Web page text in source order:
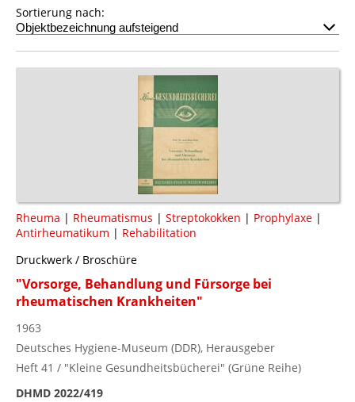
Sortierung nach:
Rheuma | Rheumatismus | Streptokokken | Prophylaxe |
Antirheumatikum | Rehabilitation
Druckwerk / Broschüre
"Vorsorge, Behandlung und Fürsorge bei
rheumatischen Krankheiten"
1963
Deutsches Hygiene-Museum (DDR), Herausgeber
Heft 41 / "Kleine Gesundheitsbücherei" (Grüne Reihe)
DHMD 2022/419